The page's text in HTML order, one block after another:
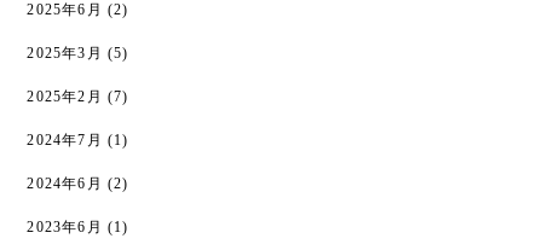
2025年6月 (2)
2025年3月 (5)
2025年2月 (7)
2024年7月 (1)
2024年6月 (2)
2023年6月 (1)